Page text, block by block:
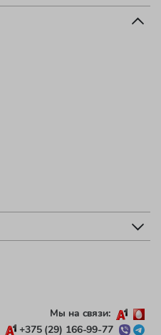
Мы на связи:
+375 (29) 166-99-77